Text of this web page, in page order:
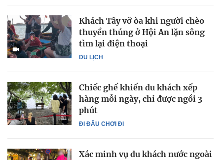
DU LỊCH
Khách Tây vỡ òa khi người chèo
thuyền thúng ở Hội An lặn sông
tìm lại điện thoại
ĐI ĐÂU CHƠI ĐI
Chiếc ghế khiến du khách xếp
hàng mỗi ngày, chỉ được ngồi 3
phút
Xác minh vụ du khách nước ngoài